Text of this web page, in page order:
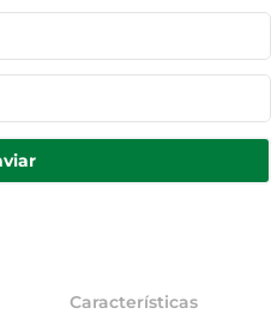
Características